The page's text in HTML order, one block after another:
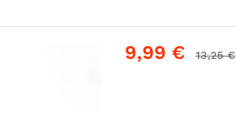
9,99 € 13,25€